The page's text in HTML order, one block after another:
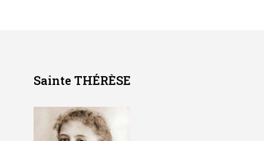
Sainte THÉRÈSE